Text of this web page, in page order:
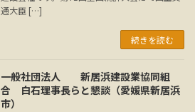
通大臣 […]
続きを読む
一般社団法人 新居浜建設業協同組
合 白石理事長らと懇談（愛媛県新居浜
市）